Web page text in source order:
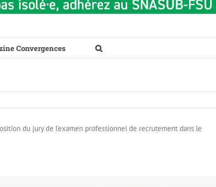
Convergences
du jury de l’examen professionnel de recrutement dans le